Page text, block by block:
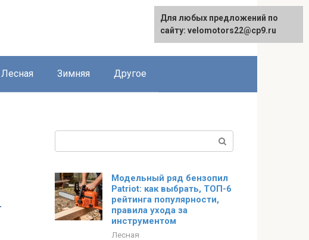
Лесная Зимняя Другое
Модельный ряд бензопил
Patriot: как выбрать, ТОП-6
рейтинга популярности,
правила ухода за
инструментом
Лесная
Для любых предложений по
сайту: velomotors22@cp9.ru